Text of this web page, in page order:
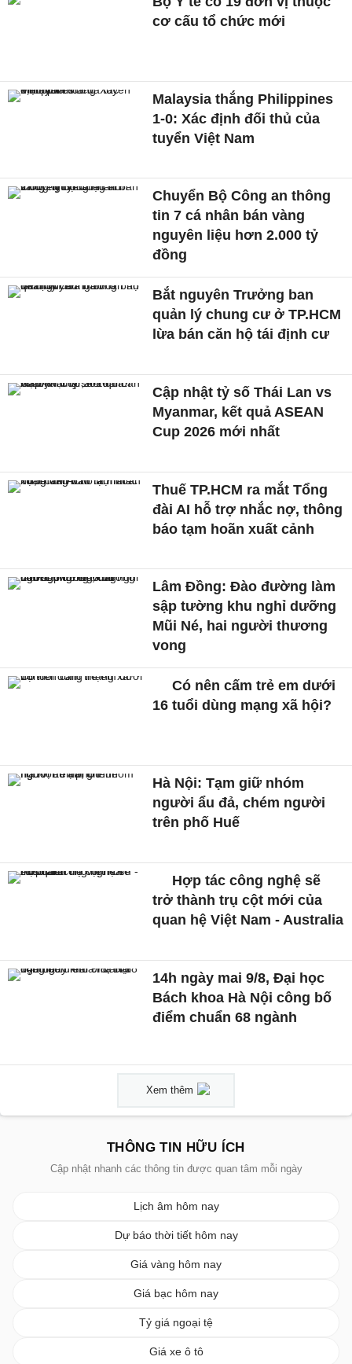
cơ cấu tổ chức mới
Malaysia thắng Philippines
1-0: Xác định đối thủ của
tuyển Việt Nam
Chuyển Bộ Công an thông
tin 7 cá nhân bán vàng
nguyên liệu hơn 2.000 tỷ
đồng
Bắt nguyên Trưởng ban
quản lý chung cư ở TP.HCM
lừa bán căn hộ tái định cư
Cập nhật tỷ số Thái Lan vs
Myanmar, kết quả ASEAN
Cup 2026 mới nhất
Thuế TP.HCM ra mắt Tổng
đài AI hỗ trợ nhắc nợ, thông
báo tạm hoãn xuất cảnh
Lâm Đồng: Đào đường làm
sập tường khu nghỉ dưỡng
Mũi Né, hai người thương
vong
Có nên cấm trẻ em dưới
16 tuổi dùng mạng xã hội?
Hà Nội: Tạm giữ nhóm
người ẩu đả, chém người
trên phố Huế
Hợp tác công nghệ sẽ
trở thành trụ cột mới của
quan hệ Việt Nam - Australia
14h ngày mai 9/8, Đại học
Bách khoa Hà Nội công bố
điểm chuẩn 68 ngành
Xem thêm
THÔNG TIN HỮU ÍCH
Cập nhật nhanh các thông tin được quan tâm mỗi ngày
Lịch âm hôm nay
Dự báo thời tiết hôm nay
Giá vàng hôm nay
Giá bạc hôm nay
Tỷ giá ngoại tệ
Giá xe ô tô